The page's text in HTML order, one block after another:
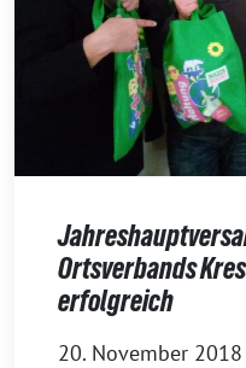
Ortsverbands
erfolgreich
20. November 2018